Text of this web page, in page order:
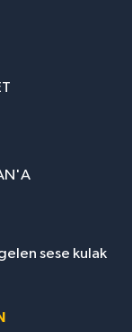
sese kulak